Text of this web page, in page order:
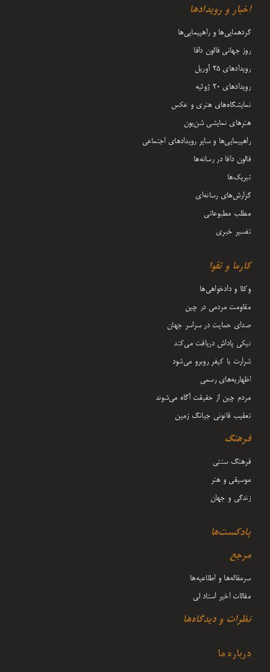
اخبار و رویدادها
گردهمایی‌ها و راهپیمایی‌ها
روز جهانی فالون دافا
رویدادهای ۲۵ آوریل
رویدادهای ۲۰ ژوئیه
نمایشگاه‌های هنری و عکس
هنرهای نمایشی شن‌یون
راهپیمایی‌ها و سایر رویدادهای اجتماعی
فالون دافا در رسانه‌ها
تبریک‌ها
گزارش‌های رسانه‌ای
مطلب مطبوعاتی
تفسیر خبری
کارما و تقوا
وکلا و دادخواهی‌ها
مقاومت مردمی در چین
صدای حمایت در سراسر جهان
نیکی پاداش دریافت می‌کند
شرارت با کیفر روبرو می‌شود
اظهاریه‌های رسمی
مردم چین از حقیقت آگاه می‌شوند
تعقیب قانونی جیانگ زمین
فرهنگ
فرهنگ سنتی
موسیقی و هنر
زندگی و جهان
پادکست‌ها
مرجع
سرمقاله‌ها و اطلاعیه‌ها
مقالات اخیر استاد لی
نظرات و دیدگاه‌ها
درباره ما